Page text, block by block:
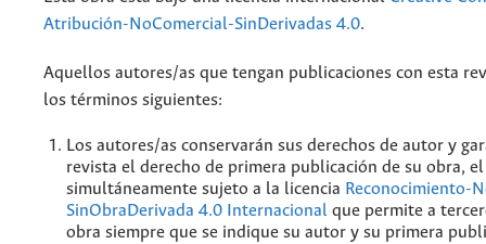
Atribución-NoComercial-SinDerivadas 4.0.
Aquellos autores/as que tengan publicaciones con esta
los términos siguientes:
Los autores/as conservarán sus derechos de autor y
revista el derecho de primera publicación de su obra,
simultáneamente sujeto a la licencia Reconocimiento-
SinObraDerivada 4.0 Internacional que permite a
obra siempre que se indique su autor y su primera